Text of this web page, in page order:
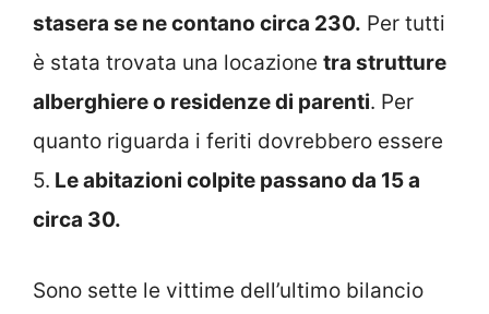
stasera se ne contano circa 230. Per tutti
è stata trovata una locazione tra strutture
alberghiere o residenze di parenti. Per
quanto riguarda i feriti dovrebbero essere
5. Le abitazioni colpite passano da 15 a
circa 30.
Sono sette le vittime dell’ultimo bilancio